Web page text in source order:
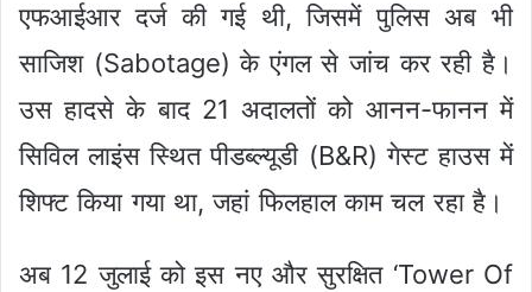
एफआईआर दर्ज की गई थी, जिसमें पुलिस अब भी
साजिश (Sabotage) के एंगल से जांच कर रही है।
उस हादसे के बाद 21 अदालतों को आनन-फानन में
सिविल लाइंस स्थित पीडब्ल्यूडी (B&R) गेस्ट हाउस में
शिफ्ट किया गया था, जहां फिलहाल काम चल रहा है।
अब 12 जुलाई को इस नए और सुरक्षित ‘Tower Of